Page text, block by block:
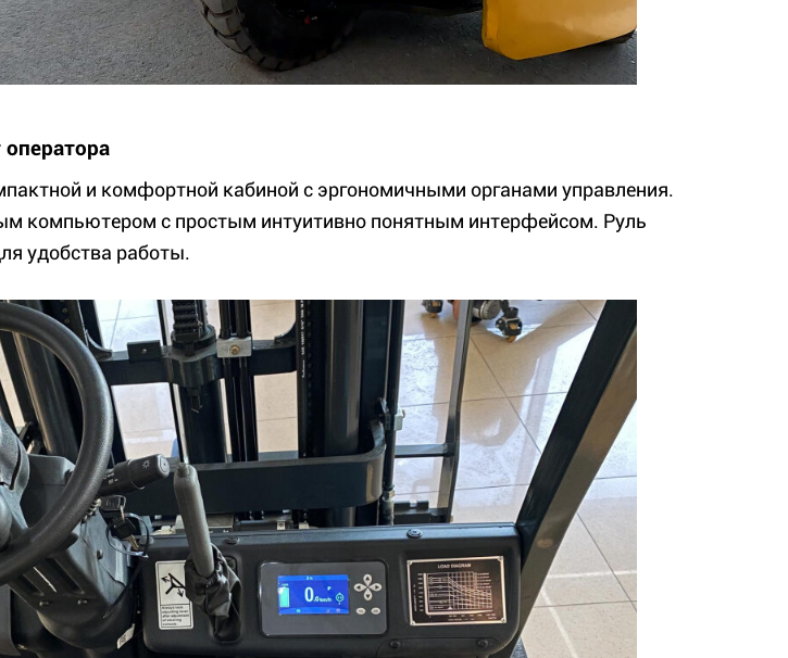
и комфортной кабиной с эргономичными органами управления.
компьютером с простым интуитивно понятным интерфейсом. Руль
удобства работы.